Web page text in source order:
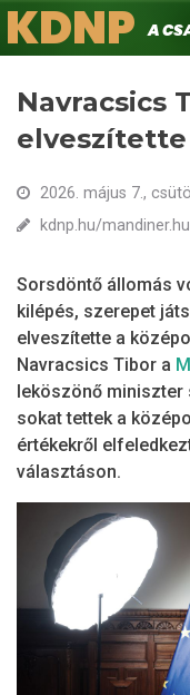
Ugrás
a
Keresés
KDNPA családokért.
Navracsics
2026. május 7.,
kdnp.hu/mandiner.hu
Sorsdöntő állomás
kilépés, szerepet
elveszítette a
Navracsics Tibor a
leköszönő miniszter
sokat tettek a
értékekről
választáson.